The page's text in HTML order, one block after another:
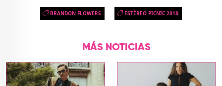
BRANDON FLOWERS ESTÉREO PICNIC 2018
MÁS NOTICIAS